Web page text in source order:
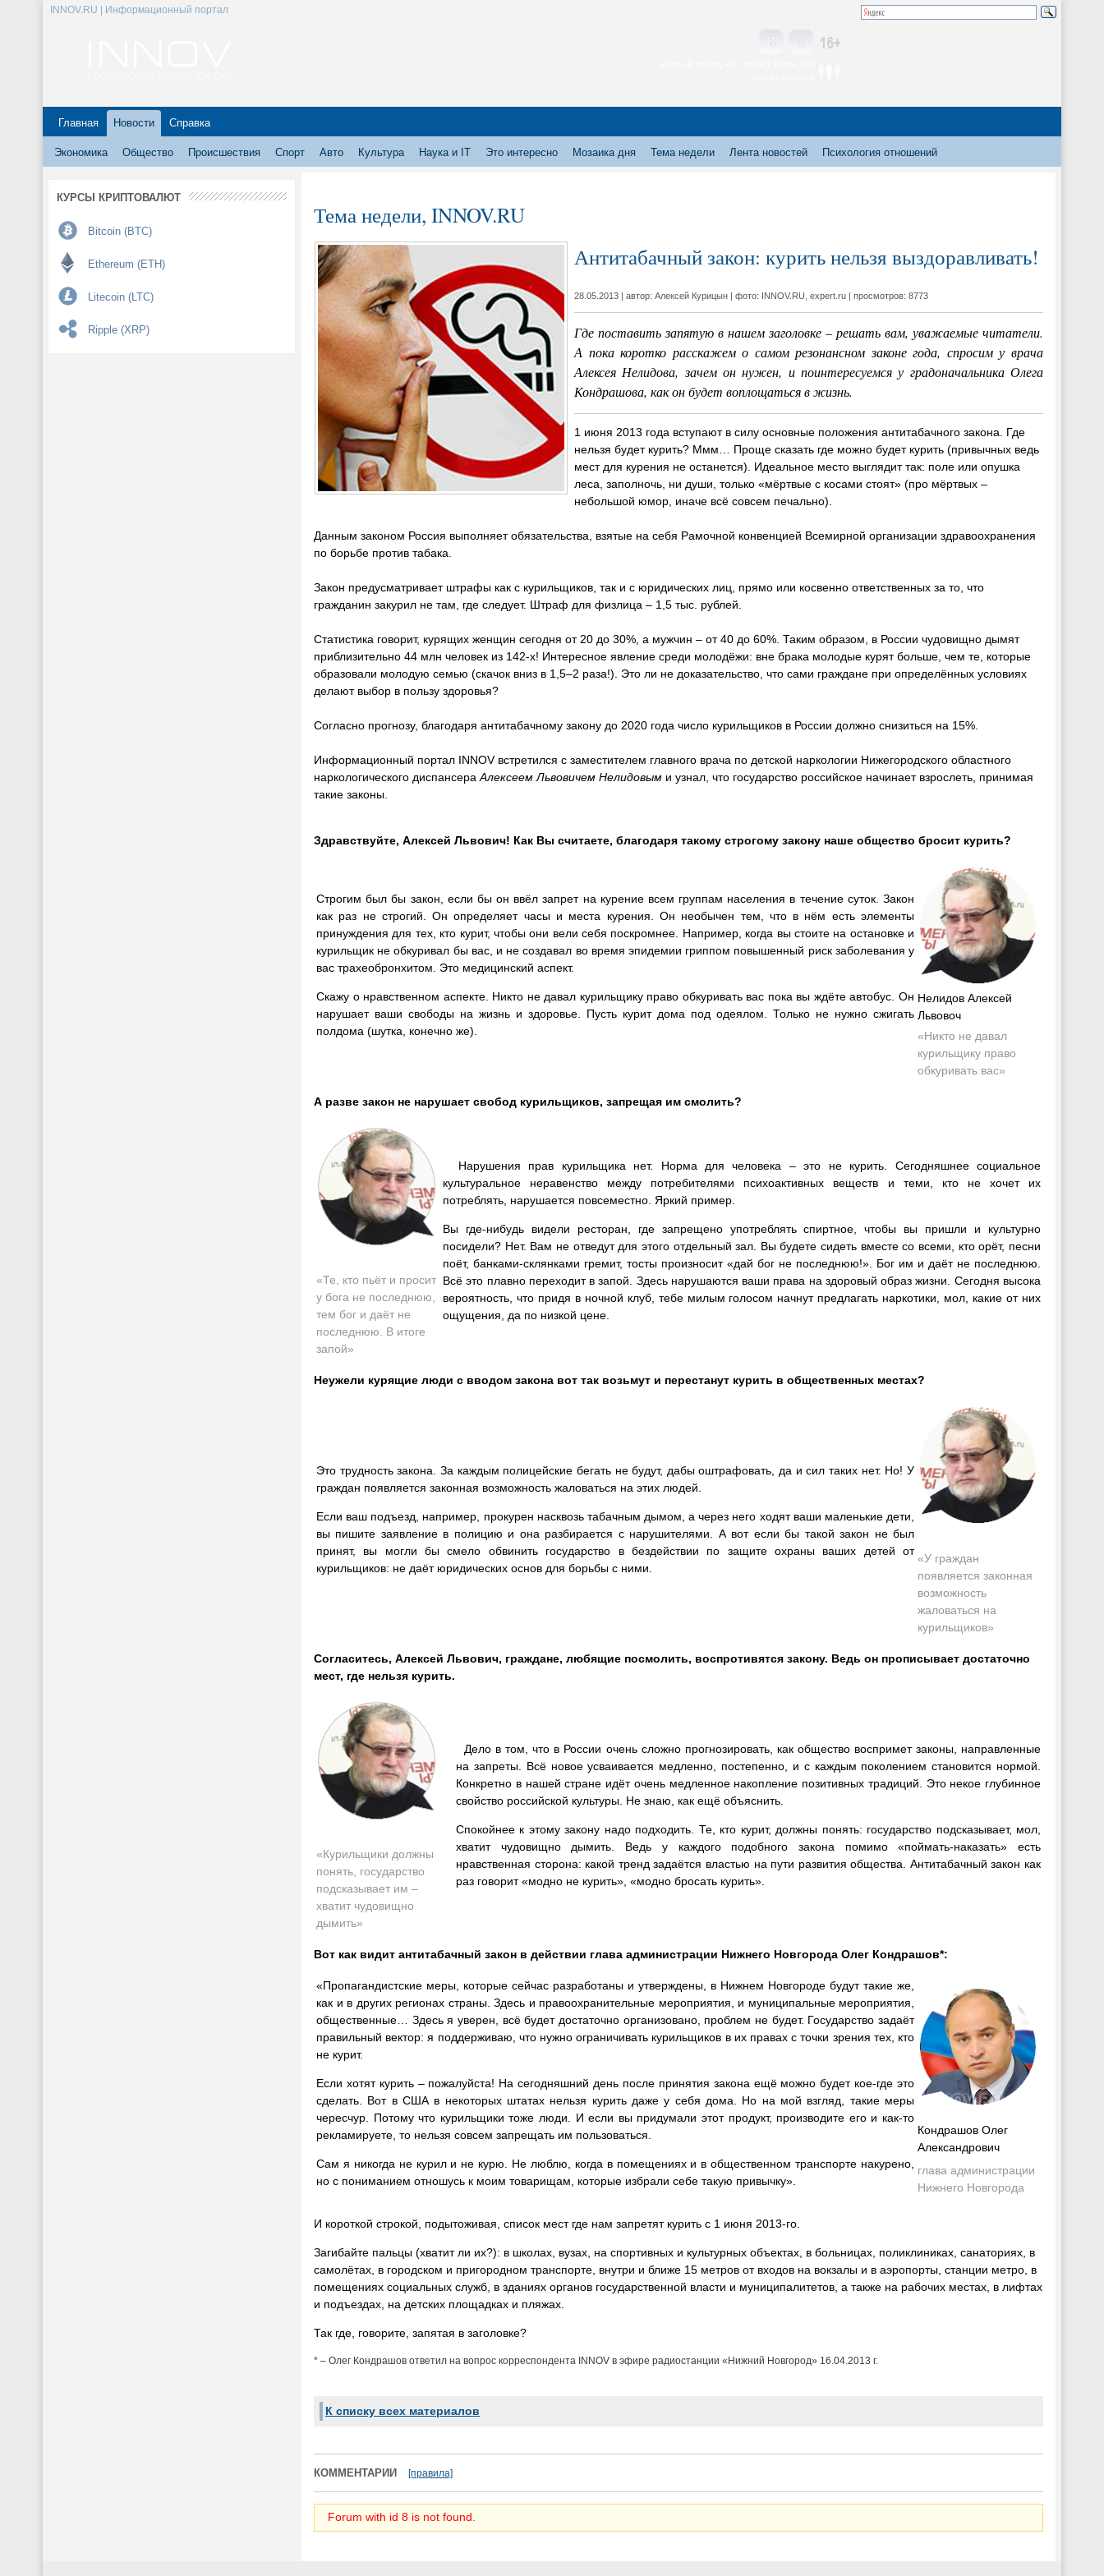
INNOV.RU | Информационный портал
Главная Новости Справка
Экономика Общество Происшествия Спорт Авто Культура Наука и IT Это интересно Мозаика дня Тема недели Лента новостей Психология отношений
КУРСЫ КРИПТОВАЛЮТ
Bitcoin (BTC)
Ethereum (ETH)
Litecoin (LTC)
Ripple (XRP)
Тема недели, INNOV.RU
Антитабачный закон: курить нельзя выздоравливать!
28.05.2013 | автор: Алексей Курицын | фото: INNOV.RU, expert.ru | просмотров: 8773
Где поставить запятую в нашем заголовке – решать вам, уважаемые читатели.
А пока коротко расскажем о самом резонансном законе года, спросим у врача
Алексея Нелидова, зачем он нужен, и поинтересуемся у градоначальника Олега
Кондрашова, как он будет воплощаться в жизнь.
1 июня 2013 года вступают в силу основные положения антитабачного закона. Где
нельзя будет курить? Ммм… Проще сказать где можно будет курить (привычных ведь
мест для курения не останется). Идеальное место выглядит так: поле или опушка
леса, заполночь, ни души, только «мёртвые с косами стоят» (про мёртвых –
небольшой юмор, иначе всё совсем печально).
Данным законом Россия выполняет обязательства, взятые на себя Рамочной конвенцией Всемирной организации здравоохранения
по борьбе против табака.
Закон предусматривает штрафы как с курильщиков, так и с юридических лиц, прямо или косвенно ответственных за то, что
гражданин закурил не там, где следует. Штраф для физлица – 1,5 тыс. рублей.
Статистика говорит, курящих женщин сегодня от 20 до 30%, а мужчин – от 40 до 60%. Таким образом, в России чудовищно дымят
приблизительно 44 млн человек из 142-х! Интересное явление среди молодёжи: вне брака молодые курят больше, чем те, которые
образовали молодую семью (скачок вниз в 1,5–2 раза!). Это ли не доказательство, что сами граждане при определённых условиях
делают выбор в пользу здоровья?
Согласно прогнозу, благодаря антитабачному закону до 2020 года число курильщиков в России должно снизиться на 15%.
Информационный портал INNOV встретился с заместителем главного врача по детской наркологии Нижегородского областного
наркологического диспансера Алексеем Львовичем Нелидовым и узнал, что государство российское начинает взрослеть, принимая
такие законы.
Здравствуйте, Алексей Львович! Как Вы считаете, благодаря такому строгому закону наше общество бросит курить?
Строгим был бы закон, если бы он ввёл запрет на курение всем группам населения в течение суток. Закон
как раз не строгий. Он определяет часы и места курения. Он необычен тем, что в нём есть элементы
принуждения для тех, кто курит, чтобы они вели себя поскромнее. Например, когда вы стоите на остановке и
курильщик не обкуривал бы вас, и не создавал во время эпидемии гриппом повышенный риск заболевания у
вас трахеобронхитом. Это медицинский аспект.
Скажу о нравственном аспекте. Никто не давал курильщику право обкуривать вас пока вы ждёте автобус. Он
нарушает ваши свободы на жизнь и здоровье. Пусть курит дома под одеялом. Только не нужно сжигать
полдома (шутка, конечно же).
Нелидов Алексей
Львовоч
«Никто не давал
курильщику право
обкуривать вас»
А разве закон не нарушает свобод курильщиков, запрещая им смолить?
Нарушения прав курильщика нет. Норма для человека – это не курить. Сегодняшнее социальное
культуральное неравенство между потребителями психоактивных веществ и теми, кто не хочет их
потреблять, нарушается повсеместно. Яркий пример.
Вы где-нибудь видели ресторан, где запрещено употреблять спиртное, чтобы вы пришли и культурно
посидели? Нет. Вам не отведут для этого отдельный зал. Вы будете сидеть вместе со всеми, кто орёт, песни
поёт, банками-склянками гремит, тосты произносит «дай бог не последнюю!». Бог им и даёт не последнюю.
Всё это плавно переходит в запой. Здесь нарушаются ваши права на здоровый образ жизни. Сегодня высока
вероятность, что придя в ночной клуб, тебе милым голосом начнут предлагать наркотики, мол, какие от них
ощущения, да по низкой цене.
«Те, кто пьёт и просит
у бога не последнюю,
тем бог и даёт не
последнюю. В итоге
запой»
Неужели курящие люди с вводом закона вот так возьмут и перестанут курить в общественных местах?
Это трудность закона. За каждым полицейские бегать не будут, дабы оштрафовать, да и сил таких нет. Но! У
граждан появляется законная возможность жаловаться на этих людей.
Если ваш подъезд, например, прокурен насквозь табачным дымом, а через него ходят ваши маленькие дети,
вы пишите заявление в полицию и она разбирается с нарушителями. А вот если бы такой закон не был
принят, вы могли бы смело обвинить государство в бездействии по защите охраны ваших детей от
курильщиков: не даёт юридических основ для борьбы с ними.
«У граждан
появляется законная
возможность
жаловаться на
курильщиков»
Согласитесь, Алексей Львович, граждане, любящие посмолить, воспротивятся закону. Ведь он прописывает достаточно
мест, где нельзя курить.
Дело в том, что в России очень сложно прогнозировать, как общество воспримет законы, направленные
на запреты. Всё новое усваивается медленно, постепенно, и с каждым поколением становится нормой.
Конкретно в нашей стране идёт очень медленное накопление позитивных традиций. Это некое глубинное
свойство российской культуры. Не знаю, как ещё объяснить.
Спокойнее к этому закону надо подходить. Те, кто курит, должны понять: государство подсказывает, мол,
хватит чудовищно дымить. Ведь у каждого подобного закона помимо «поймать-наказать» есть
нравственная сторона: какой тренд задаётся властью на пути развития общества. Антитабачный закон как
раз говорит «модно не курить», «модно бросать курить».
«Курильщики должны
понять, государство
подсказывает им –
хватит чудовищно
дымить»
Вот как видит антитабачный закон в действии глава администрации Нижнего Новгорода Олег Кондрашов*:
«Пропагандистские меры, которые сейчас разработаны и утверждены, в Нижнем Новгороде будут такие же,
как и в других регионах страны. Здесь и правоохранительные мероприятия, и муниципальные мероприятия,
общественные… Здесь я уверен, всё будет достаточно организовано, проблем не будет. Государство задаёт
правильный вектор: я поддерживаю, что нужно ограничивать курильщиков в их правах с точки зрения тех, кто
не курит.
Если хотят курить – пожалуйста! На сегодняшний день после принятия закона ещё можно будет кое-где это
сделать. Вот в США в некоторых штатах нельзя курить даже у себя дома. Но на мой взгляд, такие меры
чересчур. Потому что курильщики тоже люди. И если вы придумали этот продукт, производите его и как-то
рекламируете, то нельзя совсем запрещать им пользоваться.
Сам я никогда не курил и не курю. Не люблю, когда в помещениях и в общественном транспорте накурено,
но с пониманием отношусь к моим товарищам, которые избрали себе такую привычку».
Кондрашов Олег
Александрович
глава администрации
Нижнего Новгорода
И короткой строкой, подытоживая, список мест где нам запретят курить с 1 июня 2013-го.
Загибайте пальцы (хватит ли их?): в школах, вузах, на спортивных и культурных объектах, в больницах, поликлиниках, санаториях, в
самолётах, в городском и пригородном транспорте, внутри и ближе 15 метров от входов на вокзалы и в аэропорты, станции метро, в
помещениях социальных служб, в зданиях органов государственной власти и муниципалитетов, а также на рабочих местах, в лифтах
и подъездах, на детских площадках и пляжах.
Так где, говорите, запятая в заголовке?
* – Олег Кондрашов ответил на вопрос корреспондента INNOV в эфире радиостанции «Нижний Новгород» 16.04.2013 г.
К списку всех материалов
КОММЕНТАРИИ [правила]
Forum with id 8 is not found.